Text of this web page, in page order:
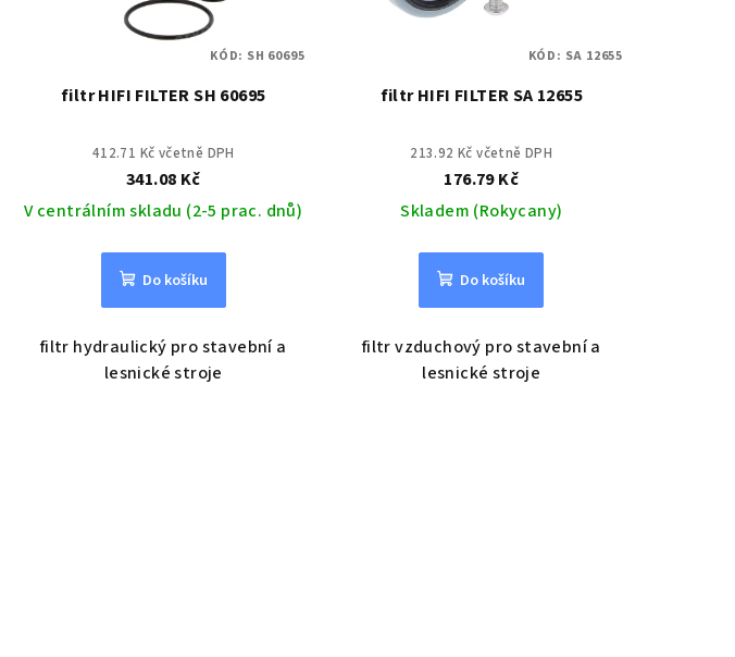
filtr HIFI FILTER SH 60695
412.71 Kč včetně DPH
341.08 Kč
V centrálním skladu (2-5 prac. dnů)
Do košíku
filtr hydraulický pro stavební a
lesnické stroje
KÓD: SH 60695
filtr HIFI FILTER SA 12655
213.92 Kč včetně DPH
176.79 Kč
Skladem (Rokycany)
Do košíku
filtr vzduchový pro stavební a
lesnické stroje
KÓD: SA 12655